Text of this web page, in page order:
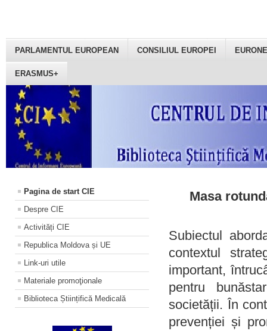
PARLAMENTUL EUROPEAN CONSILIUL EUROPEI
ERASMUS+
Pagina de start CIE
Despre CIE
Activități CIE
Republica Moldova și UE
Link-uri utile
Materiale promoţionale
Biblioteca Științifică Medicală
Masa
Subiectul
contextul
important,
pentru
societății. În
prevenției și